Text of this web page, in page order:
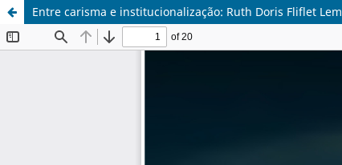
Entre carisma e institucionalização: Ruth Doris Fliflet